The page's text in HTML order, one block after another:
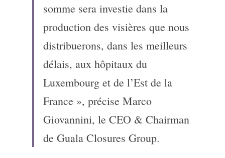
somme sera investie dans la
production des visières que nous
distribuerons, dans les meilleurs
délais, aux hôpitaux du
Luxembourg et de l’Est de la
France », précise Marco
Giovannini, le CEO & Chairman
de Guala Closures Group.